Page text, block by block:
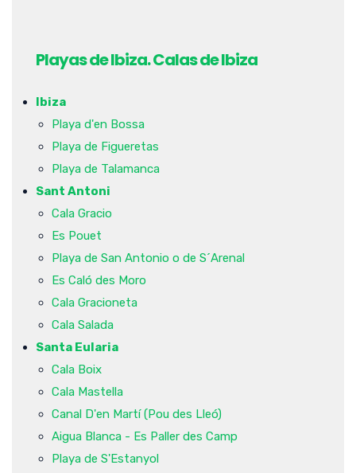
Playas de Ibiza. Calas de Ibiza
Ibiza
Playa d'en Bossa
Playa de Figueretas
Playa de Talamanca
Sant Antoni
Cala Gracio
Es Pouet
Playa de San Antonio o de S´Arenal
Es Caló des Moro
Cala Gracioneta
Cala Salada
Santa Eularia
Cala Boix
Cala Mastella
Canal D'en Martí (Pou des Lleó)
Aigua Blanca - Es Paller des Camp
Playa de S'Estanyol